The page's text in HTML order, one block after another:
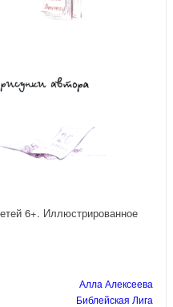
6+. Иллюстрированное
Алла Алексеева
Библейская Лига